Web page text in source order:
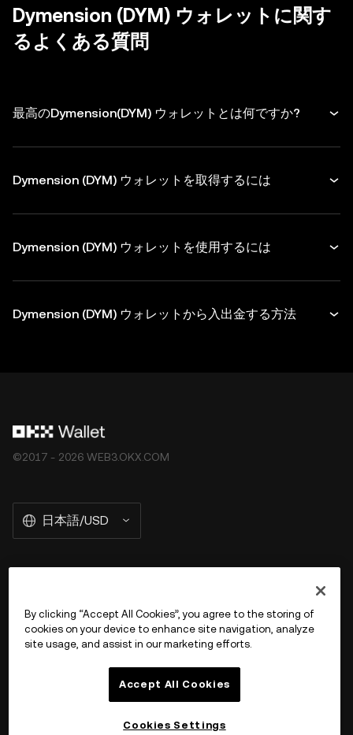
を確認してください
Dymension (DYM) ウォレットに関す
るよくある質問
最高のDymension(DYM) ウォレットとは何ですか?
Dymension (DYM) ウォレットを取得するには
Dymension (DYM) ウォレットを使用するには
Dymension (DYM) ウォレットから入出金する方法
©2017 - 2026 WEB3.OKX.COM
日本語/USD
商品
By clicking “Accept All Cookies”, you agree to the storing of
cookies on your device to enhance site navigation, analyze
site usage, and assist in our marketing efforts.
Accept All Cookies
Cookies Settings